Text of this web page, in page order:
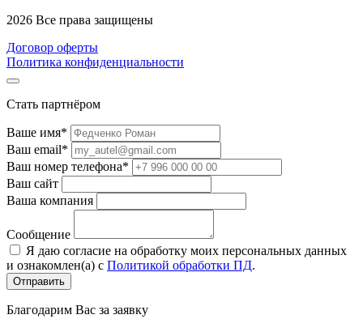
2026 Все права защищены
Договор оферты
Политика конфиденциальности
Стать партнёром
Ваше имя*
Ваш email*
Ваш номер телефона*
Ваш сайт
Ваша компания
Сообщение
Я даю согласие на обработку моих персональных данных
и ознакомлен(а) с Политикой обработки ПД.
Благодарим Вас за заявку